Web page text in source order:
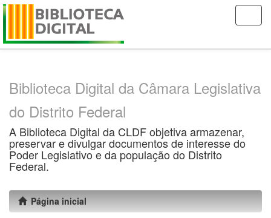
Skip
Biblioteca Digital da Câmara Legislativa
do Distrito Federal
A Biblioteca Digital da CLDF objetiva armazenar,
preservar e divulgar documentos de interesse do
Poder Legislativo e da população do Distrito
Federal.
Página inicial